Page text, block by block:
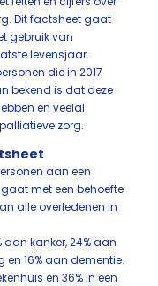
Dit factsheet gaat
gebruik van
levensjaar.
die in 2017
bekend is dat deze
en veelal
zorg.
aan een
met een behoefte
alle overledenen in
aan kanker, 24% aan
16% aan dementie.
en 36% in een